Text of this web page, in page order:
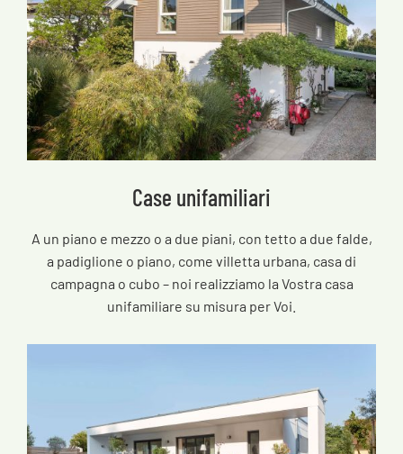
Case unifamiliari
A un piano e mezzo o a due piani, con tetto a due falde,
a padiglione o piano, come villetta urbana, casa di
campagna o cubo – noi realizziamo la Vostra casa
unifamiliare su misura per Voi.